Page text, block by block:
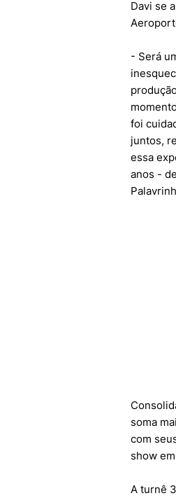
Davi se
- Será
foi
juntos,
essa
anos -
soma
com
show
A turnê